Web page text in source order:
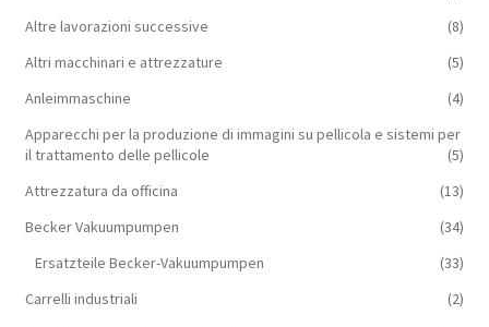
Altre lavorazioni successive
(8)
Altri macchinari e attrezzature
(5)
Anleimmaschine
(4)
Apparecchi per la produzione di immagini su pellicola e sistemi per
il trattamento delle pellicole
(5)
Attrezzatura da officina
(13)
Becker Vakuumpumpen
(34)
Ersatzteile Becker-Vakuumpumpen
(33)
Carrelli industriali
(2)